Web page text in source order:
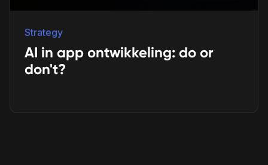
Strategy
AI in app ontwikkeling: do or
don't?